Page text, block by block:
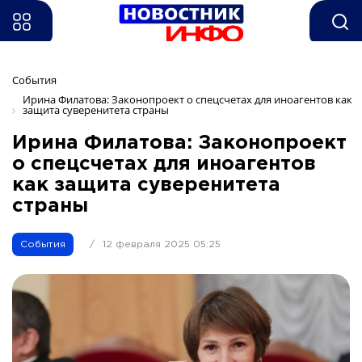
События
Ирина Филатова: Законопроект о спецсчетах для иноагентов как
защита суверенитета страны
Ирина Филатова: Законопроект
о спецсчетах для иноагентов
как защита суверенитета
страны
События / 12 февраля 2025 05:25